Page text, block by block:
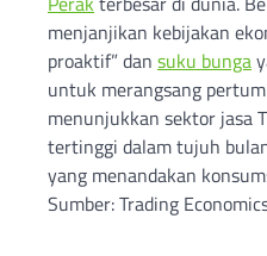
menjanjikan kebijakan
proaktif” dan suku bunga
untuk merangsang
menunjukkan sektor jasa
tertinggi dalam tujuh
yang menandakan
Sumber: Trading